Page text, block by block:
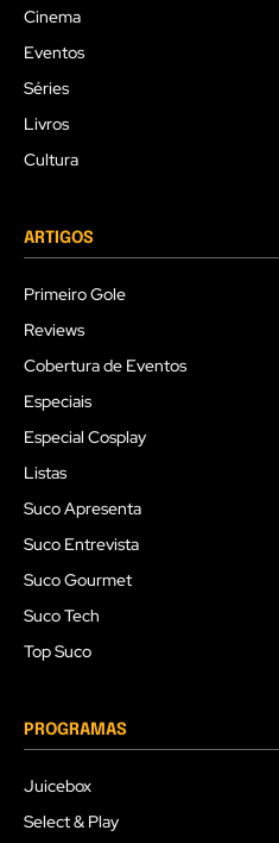
Cinema
Eventos
Séries
Livros
Cultura
ARTIGOS
Primeiro Gole
Reviews
Cobertura de Eventos
Especiais
Especial Cosplay
Listas
Suco Apresenta
Suco Entrevista
Suco Gourmet
Suco Tech
Top Suco
PROGRAMAS
Juicebox
Select & Play